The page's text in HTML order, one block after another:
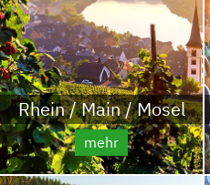
Rhein / Main / Mosel
mehr